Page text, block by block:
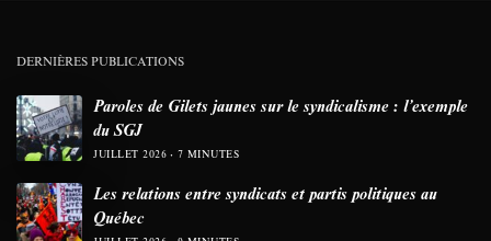
DERNIÈRES PUBLICATIONS
Paroles de Gilets jaunes sur le syndicalisme : l’exemple
du SGJ
JUILLET 2026 7 MINUTES
Les relations entre syndicats et partis politiques au
Québec